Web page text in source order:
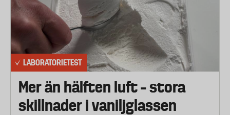
LABORATORIETEST
Mer än hälften luft – stora
skillnader i vaniljglassen